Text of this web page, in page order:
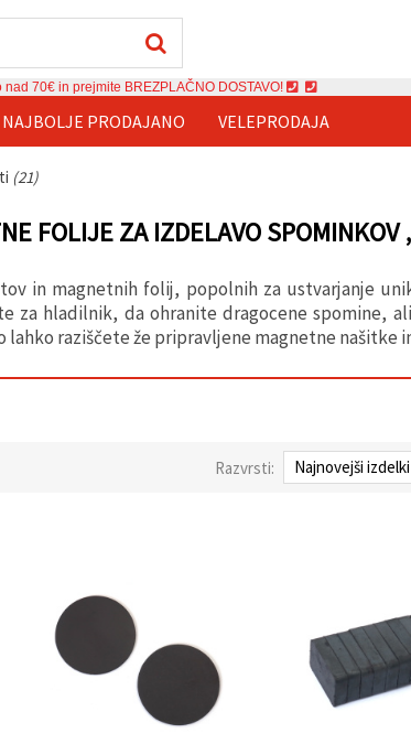
70€ in prejmite BREZPLAČNO DOSTAVO!
NAJBOLJE PRODAJANO VELEPRODAJA
(21)
FOLIJE ZA IZDELAVO SPOMINKOV
in magnetnih folij, popolnih za ustvarjanje
za hladilnik, da ohranite dragocene spomine,
lahko raziščete že pripravljene magnetne našitke
Razvrsti: